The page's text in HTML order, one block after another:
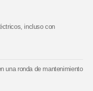
incluso con
una ronda de mantenimiento